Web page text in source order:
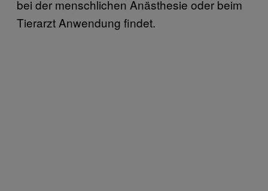
bei der menschlichen Anästhesie oder beim
Tierarzt Anwendung findet.